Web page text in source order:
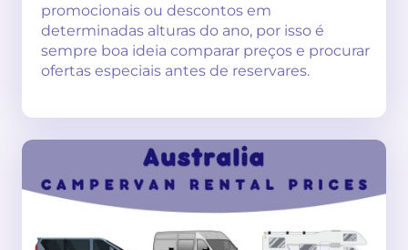
promocionais ou descontos em
determinadas alturas do ano, por isso é
sempre boa ideia comparar preços e procurar
ofertas especiais antes de reservares.